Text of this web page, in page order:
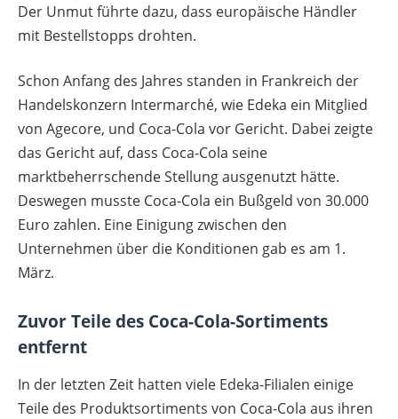
Der Unmut führte dazu, dass europäische Händler
mit Bestellstopps drohten.
Schon Anfang des Jahres standen in Frankreich der
Handelskonzern Intermarché, wie Edeka ein Mitglied
von Agecore, und Coca-Cola vor Gericht. Dabei zeigte
das Gericht auf, dass Coca-Cola seine
marktbeherrschende Stellung ausgenutzt hätte.
Deswegen musste Coca-Cola ein Bußgeld von 30.000
Euro zahlen. Eine Einigung zwischen den
Unternehmen über die Konditionen gab es am 1.
März.
Zuvor Teile des Coca-Cola-Sortiments
entfernt
In der letzten Zeit hatten viele Edeka-Filialen einige
Teile des Produktsortiments von Coca-Cola aus ihren